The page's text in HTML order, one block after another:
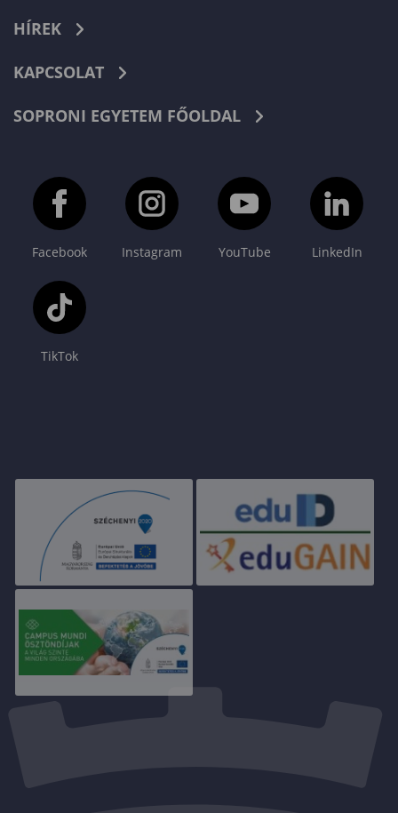
HÍREK
KAPCSOLAT
SOPRONI EGYETEM FŐOLDAL
Facebook Instagram YouTube LinkedIn
TikTok